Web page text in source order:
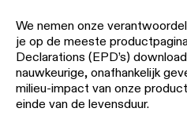
We nemen onze
je op de meeste
Declarations (EPD’s)
nauwkeurige, onafhankelijk
milieu-impact van onze
einde van de levensduur.